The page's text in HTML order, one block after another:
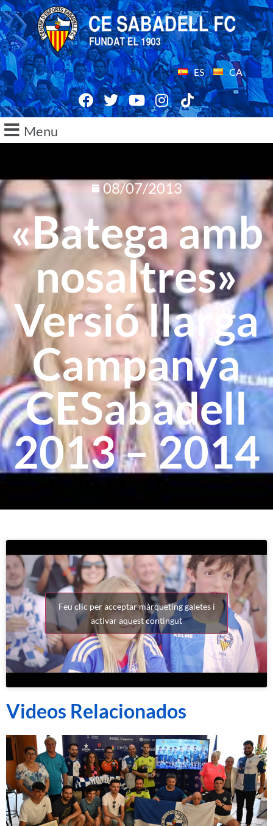
ES CA
Menu
08/07/2013
«Batega amb
nosaltres»
Versió llarga
Campanya
CESabadell
2013 – 2014
Feu clic per acceptar màrqueting galetes i
activar aquest contingut
Videos Relacionados